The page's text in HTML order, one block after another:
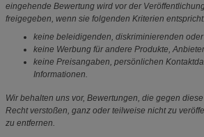
eingehende Bewertung wird vor der
freigegeben, wenn sie folgenden Kriterien
keine beleidigenden, diskriminierenden oder
keine Werbung für andere Produkte,
keine Preisangaben, persönlichen
Informationen.
Wir behalten uns vor, Bewertungen, die gegen
Recht verstoßen, ganz oder teilweise nicht zu
zu entfernen.